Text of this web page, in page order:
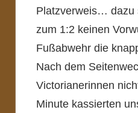
Platzverweis… dazu
zum 1:2 keinen
Fußabwehr die
Nach dem
Victorianerinnen
Minute kassierten